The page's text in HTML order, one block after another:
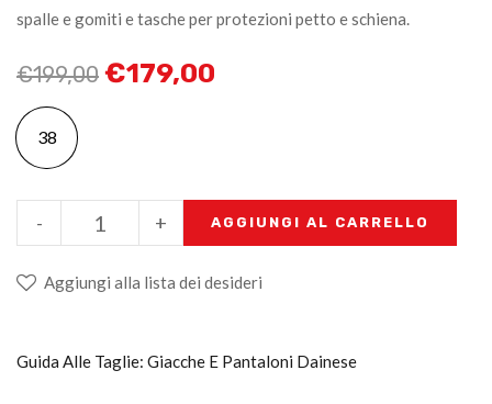
spalle e gomiti e tasche per protezioni petto e schiena.
€199,00 €179,00
38
+
- AGGIUNGI AL CARRELLO
Aggiungi alla lista dei desideri
Guida Alle Taglie: Giacche E Pantaloni Dainese